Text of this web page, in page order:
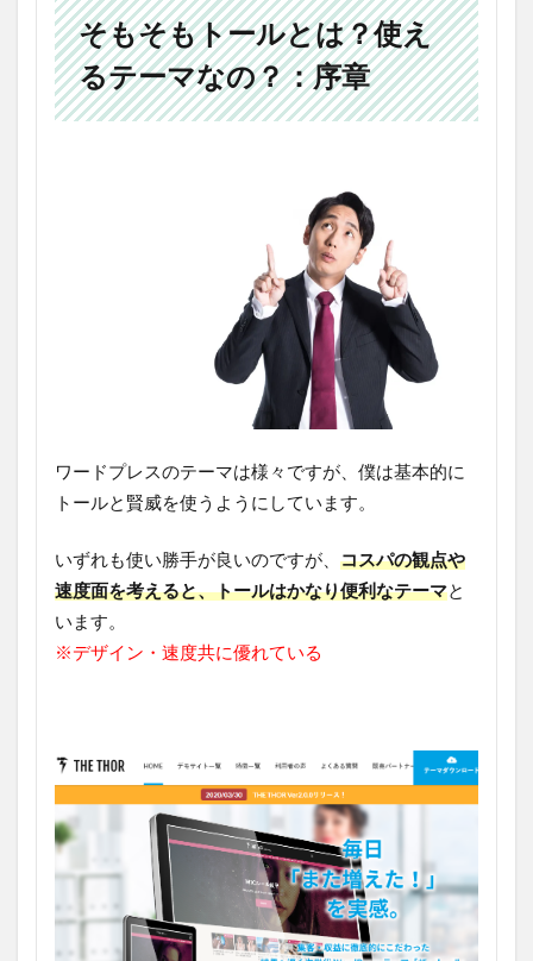
そもそもトールとは？使え
るテーマなの？：序章
ワードプレスのテーマは様々ですが、僕は基本的に
トールと賢威を使うようにしています。
いずれも使い勝手が良いのですが、 コスパの観点や
速度面を考えると、トールはかなり便利なテーマと
います。
※デザイン・速度共に優れている